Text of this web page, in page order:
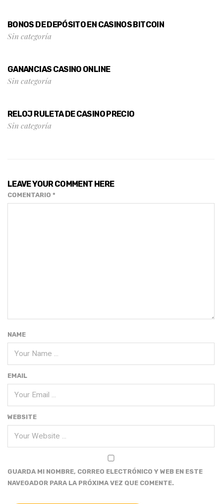
BONOS DE DEPÓSITO EN CASINOS BITCOIN
Sin categoría
GANANCIAS CASINO ONLINE
Sin categoría
RELOJ RULETA DE CASINO PRECIO
Sin categoría
LEAVE YOUR COMMENT HERE
COMENTARIO *
NAME
EMAIL
WEBSITE
GUARDA MI NOMBRE, CORREO ELECTRÓNICO Y WEB EN ESTE
NAVEGADOR PARA LA PRÓXIMA VEZ QUE COMENTE.